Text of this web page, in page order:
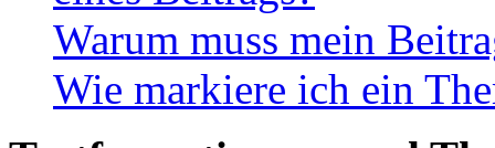
Warum muss mein
Wie markiere ich ein